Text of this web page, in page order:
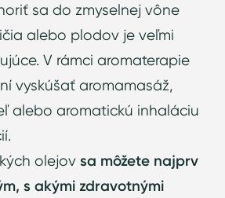
sa do zmyselnej vône
alebo plodov je veľmi
V rámci aromaterapie
vyskúšať aromamasáž,
alebo aromatickú inhaláciu
olejov sa môžete najprv
s akými zdravotnými